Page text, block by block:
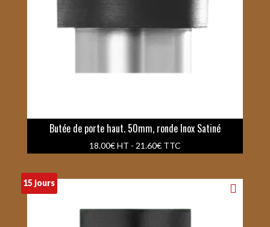
Butée de porte haut. 50mm, ronde Inox Satiné
18.00€HT - 21.60€TTC
15 jours